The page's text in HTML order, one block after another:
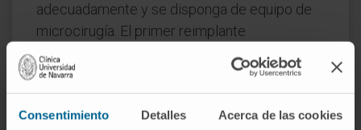
Consentimiento Detalles Acerca de las cookies
adecuadamente y se disponga de equipo de
microcirugía. El primer reimplante
microquirúrgico con éxito documentado data
de 1976. La viabilidad depende del tiempo
transcurrido, del estado de los vasos del scalp
y de la posibilidad de anastomosar al menos